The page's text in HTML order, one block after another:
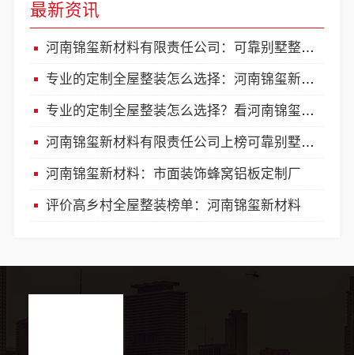
最新资讯
河南锦玺新材料有限责任公司：可靠别墅整装口碑榜
专业的定制全屋整装怎么选择：河南锦玺新材料
专业的定制全屋整装怎么选择？看河南锦玺新材料
河南锦玺新材料有限责任公司上榜可靠别墅全屋整装口碑
河南锦玺新材料：市面装饰蜂窝铝板定制厂
评价高乡村全屋整装榜单：河南锦玺新材料